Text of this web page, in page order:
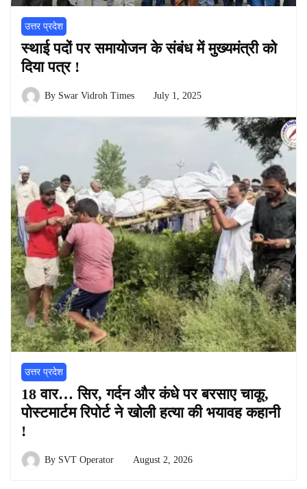
उत्तर प्रदेश
स्थाई पदों पर समायोजन के संबंध में मुख्यमंत्री को
दिया पत्र !
By Swar Vidroh Times July 1, 2025
उत्तर प्रदेश
18 वार… सिर, गर्दन और कंधे पर बरसाए चाकू,
पोस्टमार्टम रिपोर्ट ने खोली हत्या की भयावह कहानी
!
By SVT Operator August 2, 2026